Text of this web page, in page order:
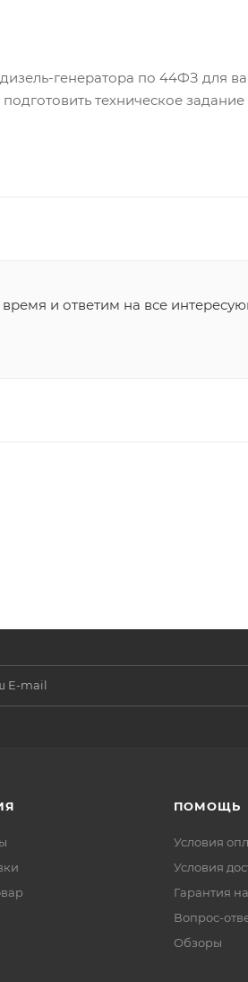
генератора по 44ФЗ для
техническое
и ответим на все
ПОМОЩЬ
Условия
Условия
Гарантия
Вопрос-
Обзоры